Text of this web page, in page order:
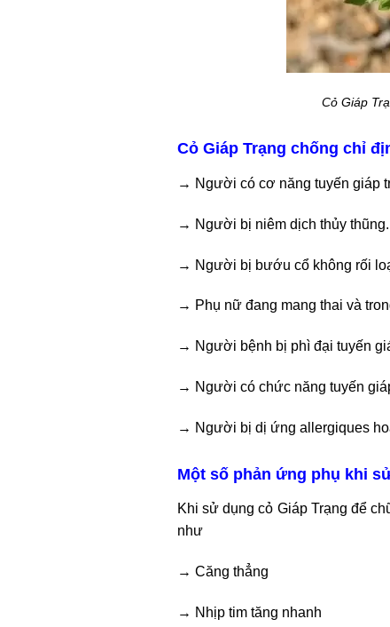
Cỏ Giáp
Cỏ Giáp Trạng chống chỉ
→ Người có cơ năng tuyến giáp
→ Người bị niêm dịch thủy thũng.
→ Người bị bướu cổ không rối
→ Phụ nữ đang mang thai và
→ Người bệnh bị phì đại tuyến
→ Người có chức năng tuyến
→ Người bị dị ứng allergiques
Một số phản ứng phụ khi
Khi sử dụng cỏ Giáp Trạng để
như
→ Căng thẳng
→ Nhịp tim tăng nhanh